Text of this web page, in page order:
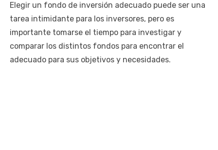
Elegir un fondo de inversión adecuado puede ser una
tarea intimidante para los inversores, pero es
importante tomarse el tiempo para investigar y
comparar los distintos fondos para encontrar el
adecuado para sus objetivos y necesidades.